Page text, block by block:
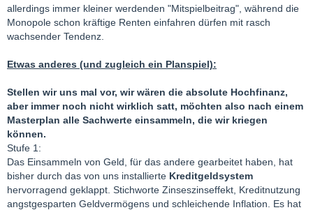
Ich hoffe, daß letztendlich die Vernunft siegt.
allerdings immer kleiner werdenden "Mitspielbeitrag", während die
Monopole schon kräftige Renten einfahren dürfen mit rasch
wachsender Tendenz.
Etwas anderes (und zugleich ein Planspiel):
Stellen wir uns mal vor, wir wären die absolute Hochfinanz,
aber immer noch nicht wirklich satt, möchten also nach einem
Masterplan alle Sachwerte einsammeln, die wir kriegen
können.
Stufe 1:
Das Einsammeln von Geld, für das andere gearbeitet haben, hat
bisher durch das von uns installierte Kreditgeldsystem
hervorragend geklappt. Stichworte Zinseszinseffekt, Kreditnutzung
angstgesparten Geldvermögens und schleichende Inflation. Es hat